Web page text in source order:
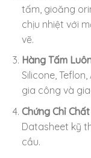
tấm, gioăng
chịu nhiệt với
vẽ.
Hàng Tấm
Silicone,
gia công và
Chứng Chỉ
Datasheet kỹ
cầu.